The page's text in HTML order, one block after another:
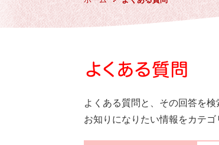
よくある質問と、その回答を検
お知りになりたい情報をカテゴ